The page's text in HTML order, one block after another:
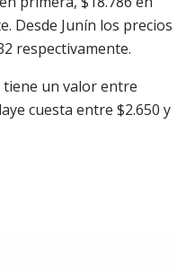
Desde Junín los precios
respectivamente.
tiene un valor entre
cuesta entre $2.650 y